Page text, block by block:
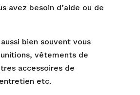
avez besoin d’aide ou de
bien souvent vous
vêtements de
accessoires de
etc.